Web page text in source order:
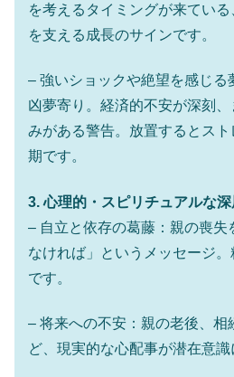
を考えるタイミングが来てい
を支える成長のサインです。
– 強いショックや絶望を感じる
凶夢寄り。経済的不安が深刻
みがある警告。放置するとス
期です。
3. 心理的・スピリチュアルな
– 自立と依存の葛藤：親の喪失
なければ」というメッセージ
です。
– 将来への不安：親の老後、相
ど、現実的な心配事が潜在意識